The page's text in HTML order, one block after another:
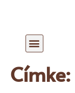
Címke: